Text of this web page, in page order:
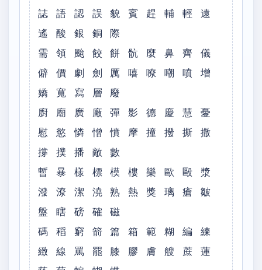
誌 語 認 誤 貌 賓 趕 輔 輕 遠
遙 酸 銀 銅 際
需 領 颱 餃 餅 骯 麼 鼻 齊 儀
僻 價 劇 劍 厲 嘻 嘹 嘲 噴 增
嬌 寬 寫 層 廢
廚 廟 廣 廠 彈 影 德 慶 慧 憂
慰 慾 憐 憎 憤 摩 撞 撥 撕 撒
撐 撲 播 敵 數
暫 暴 樣 標 模 樓 樂 歐 毆 漿
潑 潦 潔 澆 熟 熱 獎 璃 瘡 皺
盤 瞎 磅 確 磁
碼 稻 窮 箭 篇 箱 範 糊 編 練
緻 線 罵 罷 膝 膠 膚 艘 蔗 蓮